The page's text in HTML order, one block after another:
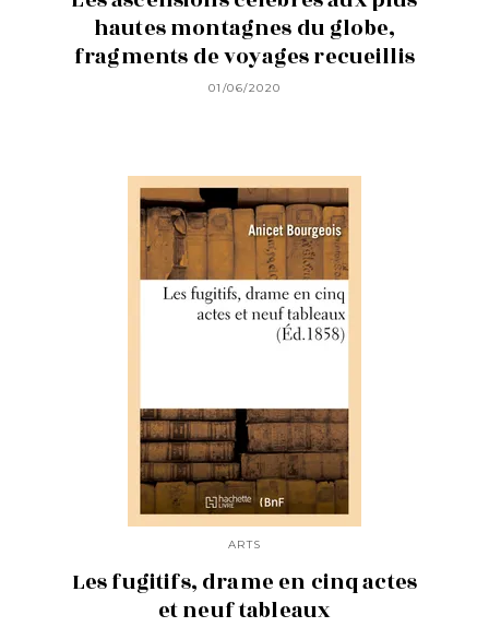
hautes montagnes du globe,
fragments de voyages recueillis
01/06/2020
ARTS
Les fugitifs, drame en cinq actes
et neuf tableaux